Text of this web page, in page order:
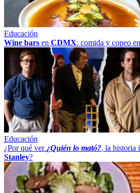
Educación
Wine bars en CDMX: comida y copeo
Educación
¿Por qué ver ¿Quién lo mató?, la historia
Stanley?